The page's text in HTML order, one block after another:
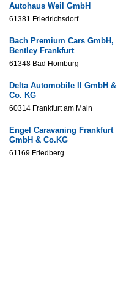
Autohaus Weil GmbH
61381 Friedrichsdorf
Bach Premium Cars GmbH,
Bentley Frankfurt
61348 Bad Homburg
Delta Automobile II GmbH &
Co. KG
60314 Frankfurt am Main
Engel Caravaning Frankfurt
GmbH & Co.KG
61169 Friedberg